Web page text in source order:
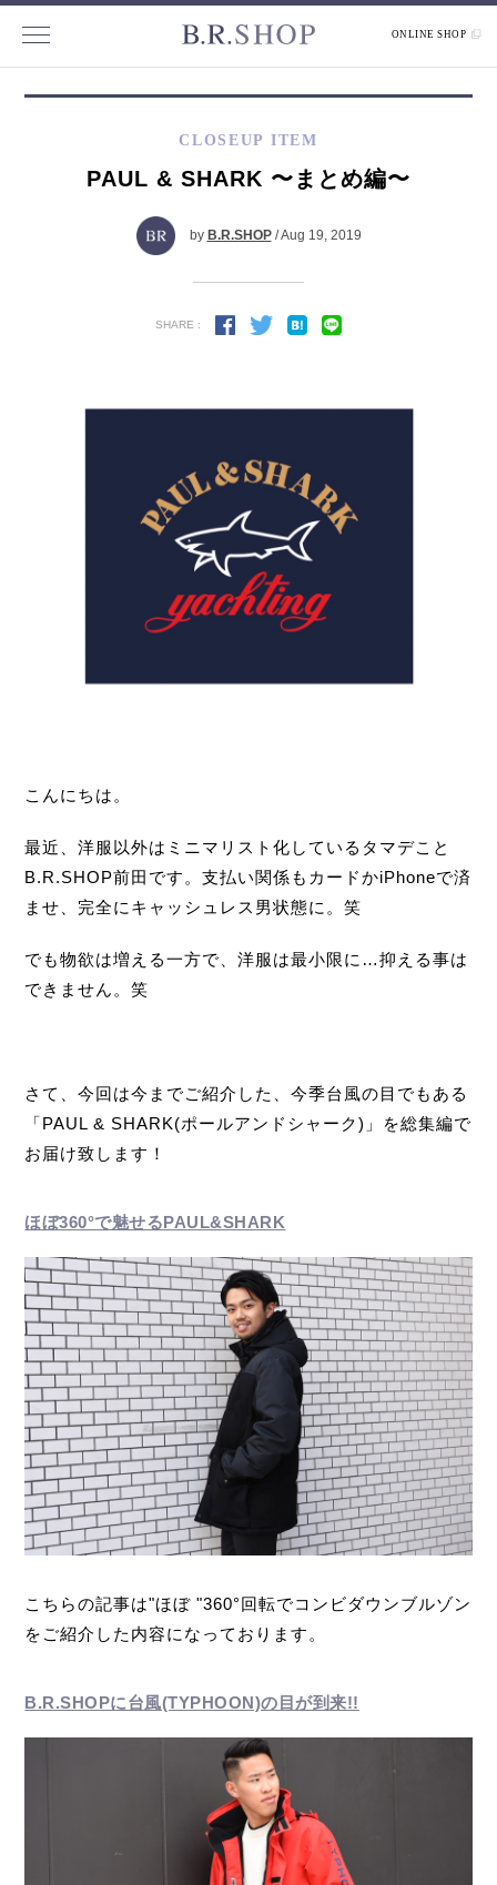
ONLINE SHOP
CLOSEUP ITEM
PAUL & SHARK 〜まとめ編〜
by B.R.SHOP/ Aug 19, 2019
SHARE :
こんにちは。
最近、洋服以外はミニマリスト化しているタマデこと
B.R.SHOP前田です。支払い関係もカードかiPhoneで済
ませ、完全にキャッシュレス男状態に。笑
でも物欲は増える一方で、洋服は最小限に…抑える事は
できません。笑
さて、今回は今までご紹介した、今季台風の目でもある
「PAUL & SHARK(ポールアンドシャーク)」を総集編で
お届け致します！
ほぼ360°で魅せるPAUL&SHARK
こちらの記事は"ほぼ "360°回転でコンビダウンブルゾン
をご紹介した内容になっております。
B.R.SHOPに台風(TYPHOON)の目が到来!!